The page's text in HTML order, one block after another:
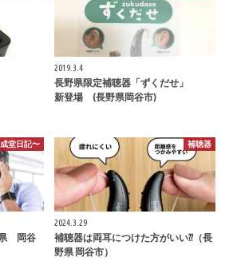
2019.3.4
長野県限定補聴器「ずくだせ」
新登場 (長野県岡谷市)
堂日記〜
県 岡谷
補聴器
2024.3.29
補聴器は両耳につけた方がいい⁇（長
野県 岡谷市）